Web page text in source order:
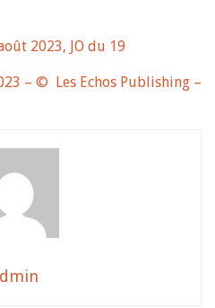
2023, JO du 19
– © Les Echos Publishing –